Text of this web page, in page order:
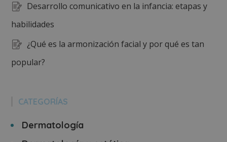
Desarrollo comunicativo en la infancia: etapas y
habilidades
¿Qué es la armonización facial y por qué es tan
popular?
CATEGORÍAS
Dermatología